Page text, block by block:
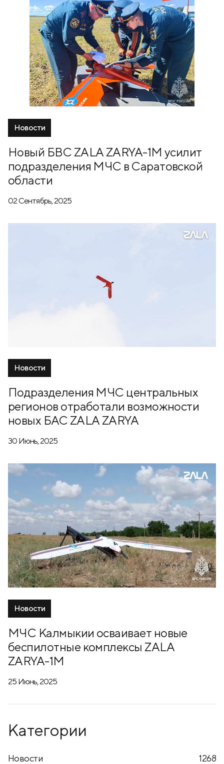
Новости
Новый БВС ZALA ZARYA-1M усилит
подразделения МЧС в Саратовской
области
02 Сентябрь, 2025
Новости
Подразделения МЧС центральных
регионов отработали возможности
новых БАС ZALA ZARYA
30 Июнь, 2025
Новости
МЧС Калмыкии осваивает новые
беспилотные комплексы ZALA
ZARYA-1M
25 Июнь, 2025
Категории
Новости 1268